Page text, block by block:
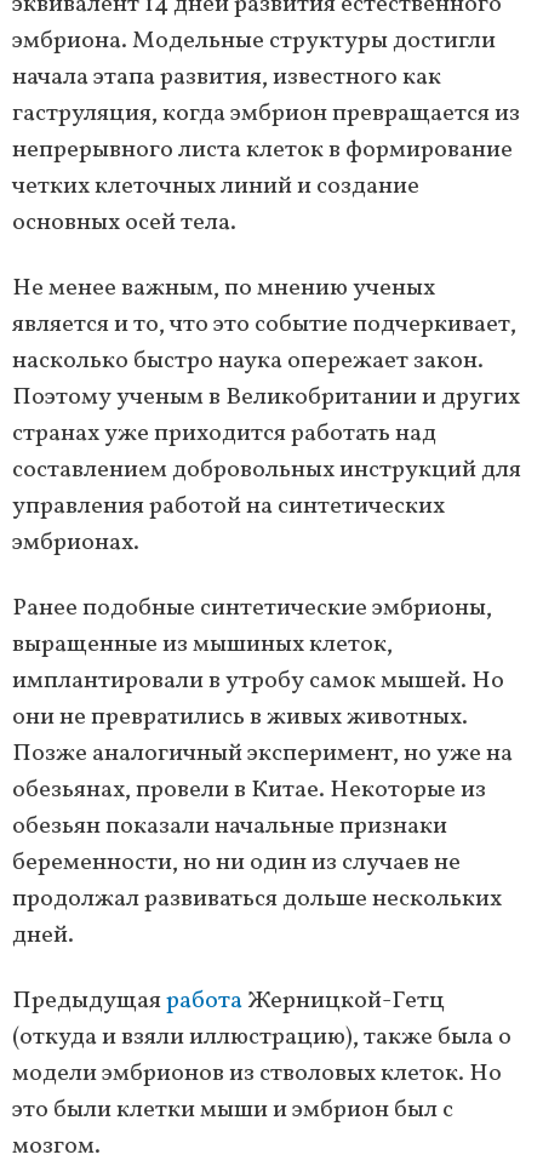
эмбриона. Модельные структуры достигли
начала этапа развития, известного как
гаструляция, когда эмбрион превращается из
непрерывного листа клеток в формирование
четких клеточных линий и создание
основных осей тела.
Не менее важным, по мнению ученых
является и то, что это событие подчеркивает,
насколько быстро наука опережает закон.
Поэтому ученым в Великобритании и других
странах уже приходится работать над
составлением добровольных инструкций для
управления работой на синтетических
эмбрионах.
Ранее подобные синтетические эмбрионы,
выращенные из мышиных клеток,
имплантировали в утробу самок мышей. Но
они не превратились в живых животных.
Позже аналогичный эксперимент, но уже на
обезьянах, провели в Китае. Некоторые из
обезьян показали начальные признаки
беременности, но ни один из случаев не
продолжал развиваться дольше нескольких
дней.
ПредыдущаяработаЖерницкой-Гетц
(откуда и взяли иллюстрацию), также была о
модели эмбрионов из стволовых клеток. Но
это были клетки мыши и эмбрион был с
мозгом.